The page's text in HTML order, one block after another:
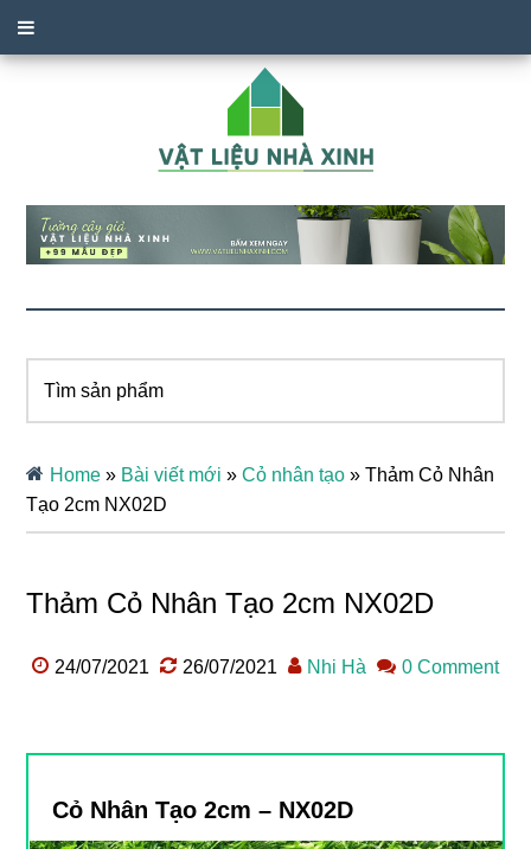
sản
Home » Bài viết mới »Cỏ nhân tạo »Thảm Cỏ Nhân
Tạo 2cm NX02D
Thảm Cỏ Nhân Tạo 2cm NX02D
24/07/2021 26/07/2021 Nhi Hà 0 Comment
Cỏ Nhân Tạo 2cm – NX02D